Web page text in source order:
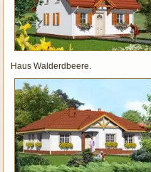
Haus Walderdbeere.